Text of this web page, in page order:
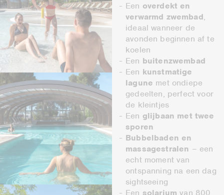
Een overdekt en
verwarmd zwembad,
ideaal wanneer de
avonden beginnen af te
koelen
Een buitenzwembad
Een kunstmatige
lagune met ondiepe
gedeelten, perfect voor
de kleintjes
Een glijbaan met twee
sporen
Bubbelbaden en
massagestralen – een
echt moment van
ontspanning na een dag
sightseeing
Een solariumvan 800